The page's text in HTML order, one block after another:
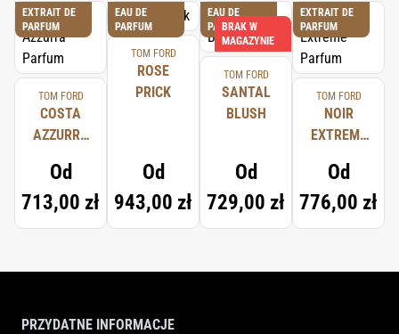
EXTRAIT DE
PARFUM
TOM FORD
COSTA
AZZURRA
Od
713,00 zł
EAU DE
PARFUM
TOM FORD
ROSE
PRICK
Od
943,00 zł
EAU DE
PARFUM
BRAK W
MAGAZYNIE
TOM FORD
SANTAL
BLUSH
Od
729,00 zł
EXTRAIT DE
PARFUM
TOM FORD
NOIR
EXTREME
Od
776,00 zł
PRZYDATNE INFORMACJE